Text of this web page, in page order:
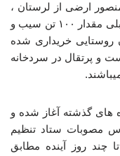
ارضی از لرستان ،
نامدار صیادی گفت : با توجه به هماهنگی قبلی مقدار ۱۰۰ تن سیب و
روستایی خریداری شده
و پرتقال در سردخانه
های گذشته آغاز شده و
مصوبات ستاد تنظیم
چند روز آینده مطابق